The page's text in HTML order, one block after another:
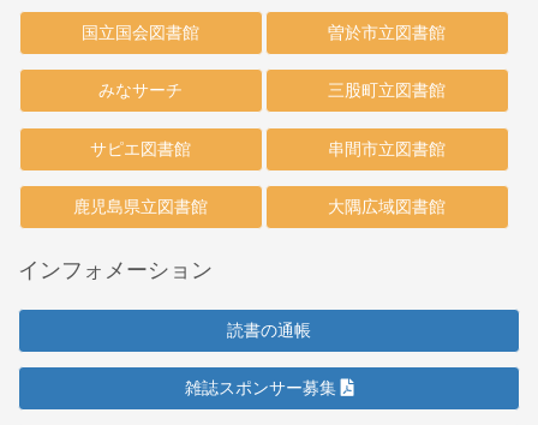
国立国会図書館
みなサーチ
サピエ図書館
鹿児島県立図書館
曽於市立図書館
三股町立図書館
串間市立図書館
大隅広域図書館
インフォメーション
読書の通帳
雑誌スポンサー募集